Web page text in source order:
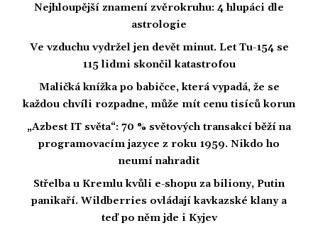
Nejhloupější znamení zvěrokruhu: 4 hlupáci dle
astrologie
Ve vzduchu vydržel jen devět minut. Let Tu-154 se
115 lidmi skončil katastrofou
Maličká knížka po babičce, která vypadá, že se
každou chvíli rozpadne, může mít cenu tisíců korun
„Azbest IT světa“: 70 % světových transakcí běží na
programovacím jazyce z roku 1959. Nikdo ho
neumí nahradit
Střelba u Kremlu kvůli e-shopu za biliony, Putin
panikaří. Wildberries ovládají kavkazské klany a
teď po něm jde i Kyjev